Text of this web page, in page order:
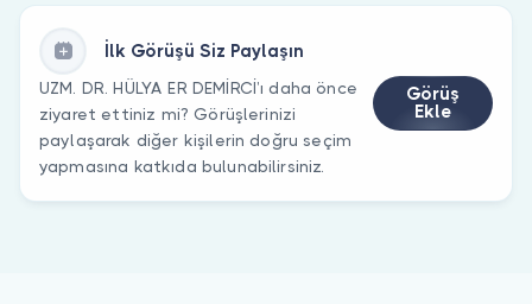
İlk Görüşü Siz Paylaşın
UZM. DR. HÜLYA ER DEMİRCİ’ı daha önce
ziyaret ettiniz mi? Görüşlerinizi
paylaşarak diğer kişilerin doğru seçim
yapmasına katkıda bulunabilirsiniz.
Görüş
Ekle